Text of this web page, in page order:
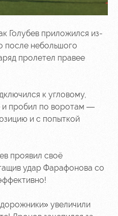
Голубев приложился из-
после небольшого
пролетел правее
к угловому,
и пробил по воротам —
и с попыткой
проявил своё
удар Фарафонова со
увеличили